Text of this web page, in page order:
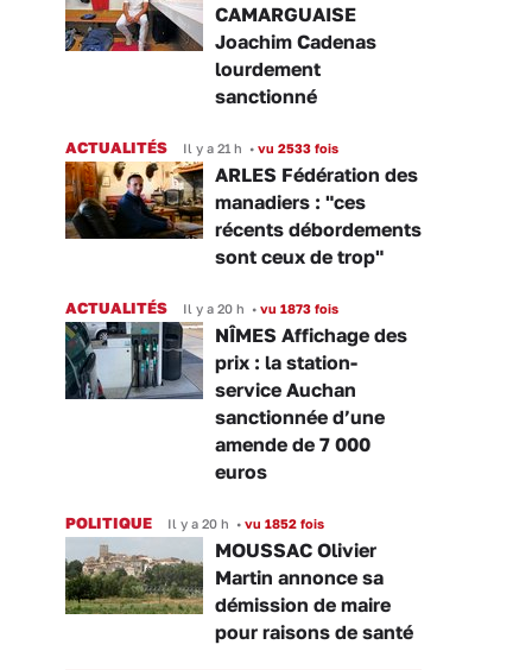
CAMARGUAISE
Joachim Cadenas
lourdement
sanctionné
ACTUALITÉS Il y a 21 h • vu 2533 fois
ARLES Fédération des
manadiers : "ces
récents débordements
sont ceux de trop"
ACTUALITÉS Il y a 20 h • vu 1873 fois
NÎMES Affichage des
prix : la station-
service Auchan
sanctionnée d’une
amende de 7 000
euros
POLITIQUE Il y a 20 h • vu 1852 fois
MOUSSAC Olivier
Martin annonce sa
démission de maire
pour raisons de santé